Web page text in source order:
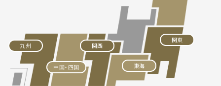
関東
東海
関西
中国・四国
九州